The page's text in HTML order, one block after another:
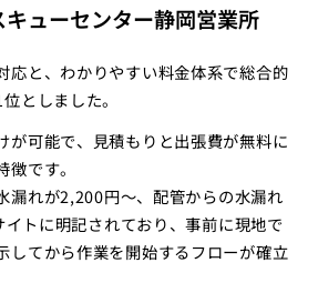
ューセンター静岡営業所
応と、わかりやすい料金体系で総合的
としました。
が可能で、見積もりと出張費が無料に
です。
漏れが2,200円〜、配管からの水漏れ
トに明記されており、事前に現地で
してから作業を開始するフローが確立